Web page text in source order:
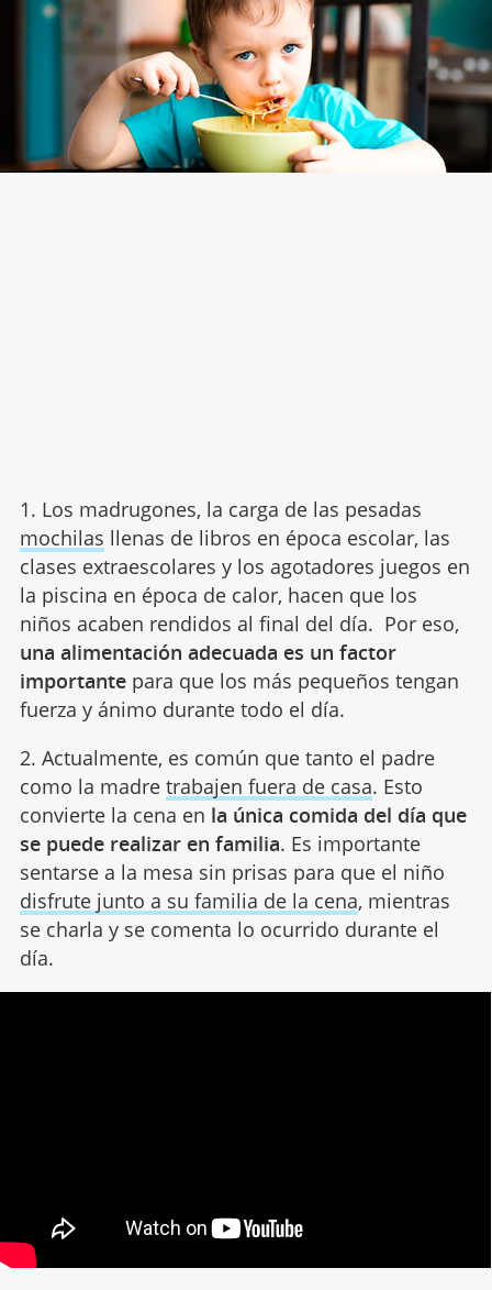
1. Los madrugones, la carga de las pesadas
mochilas llenas de libros en época escolar, las
clases extraescolares y los agotadores juegos en
la piscina en época de calor, hacen que los
niños acaben rendidos al final del día. Por eso,
una alimentación adecuada es un factor
importantepara que los más pequeños tengan
fuerza y ánimo durante todo el día.
2. Actualmente, es común que tanto el padre
como la madre trabajen fuera de casa. Esto
convierte la cena en la única comida del día que
se puede realizar en familia. Es importante
sentarse a la mesa sin prisas para que el niño
disfrute junto a su familia de la cena, mientras
se charla y se comenta lo ocurrido durante el
día.